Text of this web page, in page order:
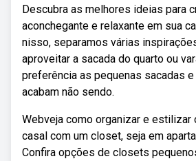
Descubra as melhores ideias para
aconchegante e relaxante em sua
nisso, separamos várias
aproveitar a sacada do quarto ou
preferência as pequenas sacadas
acabam não sendo.
Webveja como organizar e estilizar
casal com um closet, seja em
Confira opções de closets